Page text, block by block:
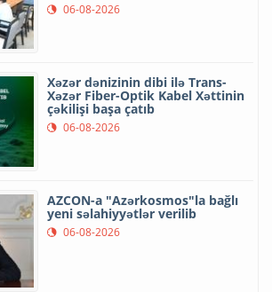
06-08-2026
Xəzər dənizinin dibi ilə Trans-
Xəzər Fiber-Optik Kabel Xəttinin
çəkilişi başa çatıb
06-08-2026
AZCON-a "Azərkosmos"la bağlı
yeni səlahiyyətlər verilib
06-08-2026